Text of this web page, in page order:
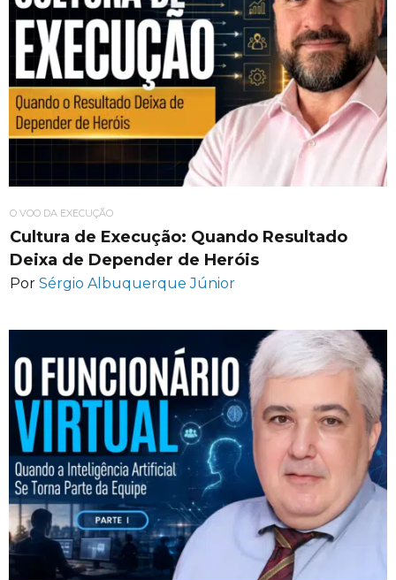
O VOO DA EXECUÇÃO
Cultura de Execução: Quando Resultado
Deixa de Depender de Heróis
Por Sérgio Albuquerque Júnior